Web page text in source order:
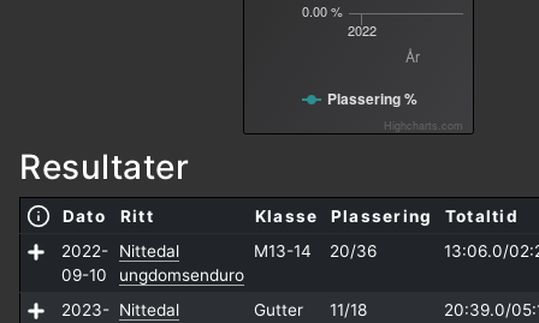
År
2022
0.00 %
Plassering %
Highcharts.com
Resultater
Dato Ritt Klasse Plassering
Totaltid
2022-
09-10
Nittedal
ungdomsenduro
M13-14 20/36 13:06.0/
2023- Nittedal
Gutter
11/18 20:39.0/